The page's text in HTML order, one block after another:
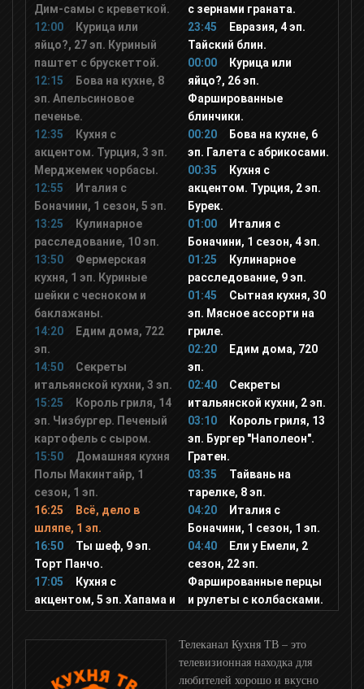
Gulli
Tiji
Дважды два канал (2x2)
Nickelodeon
Nick Jr
Ералаш
СоюзМультфильм
Том и Джерри
М1
М2
РУ ТВ
Bridge TV
ТНТ MUSIC
Дим-самы с креветкой.
12:00
Курица или
яйцо?, 27 эп. Куриный
паштет с брускеттой.
12:15
Бова на кухне, 8
эп. Апельсиновое
печенье.
12:35
Кухня с
акцентом. Турция, 3 эп.
Мерджемек чорбасы.
12:55
Италия с
Боначини, 1 сезон, 5 эп.
13:25
Кулинарное
расследование, 10 эп.
13:50
Фермерская
кухня, 1 эп. Куриные
шейки с чесноком и
баклажаны.
14:20
Едим дома, 722
эп.
14:50
Секреты
итальянской кухни, 3 эп.
15:25
Король гриля, 14
эп. Чизбургер. Печеный
картофель с сыром.
15:50
Домашняя кухня
Полы Макинтайр, 1
сезон, 1 эп.
16:25
Всё, дело в
шляпе, 1 эп.
16:50
Ты шеф, 9 эп.
Торт Панчо.
17:05
Кухня с
акцентом, 5 эп. Хапама и
с зернами граната.
23:45
Евразия, 4 эп.
Тайский блин.
00:00
Курица или
яйцо?, 26 эп.
Фаршированные
блинчики.
00:20
Бова на кухне, 6
эп. Галета с абрикосами.
00:35
Кухня с
акцентом. Турция, 2 эп.
Бурек.
01:00
Италия с
Боначини, 1 сезон, 4 эп.
01:25
Кулинарное
расследование, 9 эп.
01:45
Сытная кухня, 30
эп. Мясное ассорти на
гриле.
02:20
Едим дома, 720
эп.
02:40
Секреты
итальянской кухни, 2 эп.
03:10
Король гриля, 13
эп. Бургер "Наполеон".
Гратен.
03:35
Тайвань на
тарелке, 8 эп.
04:20
Италия с
Боначини, 1 сезон, 1 эп.
04:40
Ели у Емели, 2
сезон, 22 эп.
Фаршированные перцы
и рулеты с колбасками.
Телеканал Кухня ТВ – это
телевизионная находка для
любителей хорошо и вкусно